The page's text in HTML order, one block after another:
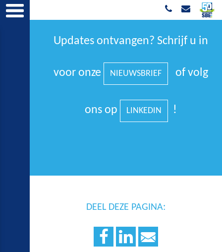
Updates ontvangen? Schrijf u in
voor onze NIEUWSBRIEF of volg
ons op LINKEDIN !
DEEL DEZE PAGINA: